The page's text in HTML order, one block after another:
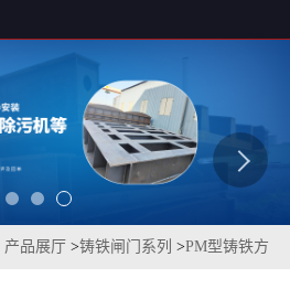
产品展厅 >铸铁闸门系列 >PM型铸铁方